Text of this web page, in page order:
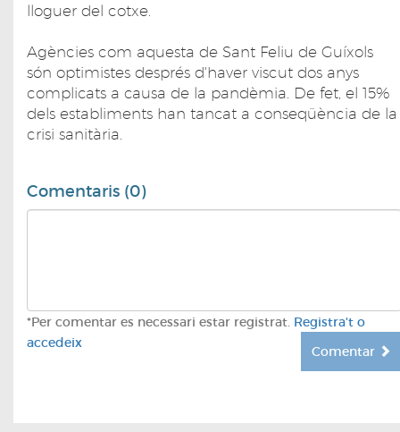
lloguer del cotxe.
Agències com aquesta de Sant Feliu de Guíxols
són optimistes després d'haver viscut dos anys
complicats a causa de la pandèmia. De fet, el 15%
dels establiments han tancat a conseqüència de la
crisi sanitària.
Comentaris (0)
*Per comentar es necessari estar registrat. Registra't o
accedeix
Comentar